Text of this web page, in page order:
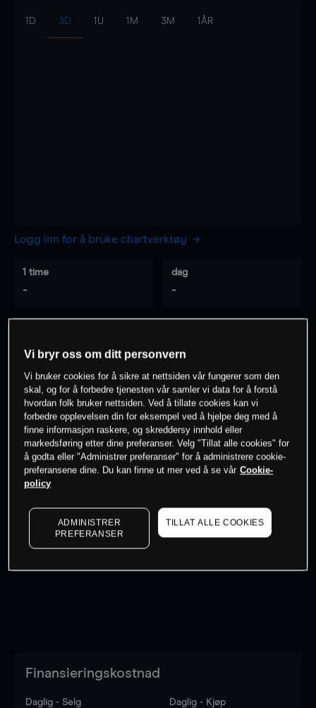
1D 3D 1U 1M 3M 1ÅR
Logg inn for å bruke chartverktøy
1 time
-
dag
-
- -
0% av kunder erpå dette instrumentet
Søk om konto
Kursene er veiledende.Log in
Finansieringskostnad
Daglig - Selg Daglig - Kjøp
Vi bryr oss om ditt personvern
Vi bruker cookies for å sikre at nettsiden vår fungerer som den
skal, og for å forbedre tjenesten vår samler vi data for å forstå
hvordan folk bruker nettsiden. Ved å tillate cookies kan vi
forbedre opplevelsen din for eksempel ved å hjelpe deg med å
finne informasjon raskere, og skreddersy innhold eller
markedsføring etter dine preferanser. Velg "Tillat alle cookies" for
å godta eller "Administrer preferanser" for å administrere cookie-
preferansene dine. Du kan finne ut mer ved å se vår Cookie-
policy
ADMINISTRER
PREFERANSER
TILLAT ALLE COOKIES